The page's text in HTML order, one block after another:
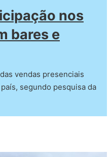
nos
bares e
vendas presenciais
segundo pesquisa da